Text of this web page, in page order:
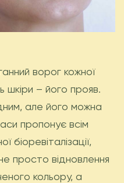
ворог кожної
шкіри – його прояв.
але його можна
пропонує всім
біоревіталізації,
просто відновлення
кольору, а